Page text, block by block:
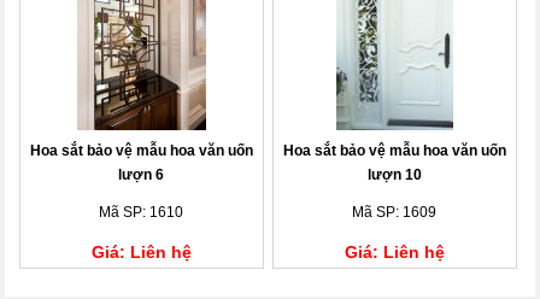
Hoa sắt bảo vệ mẫu hoa văn uốn
lượn 6
Mã SP: 1610
Giá: Liên hệ
Hoa sắt bảo vệ mẫu hoa văn uốn
lượn 10
Mã SP: 1609
Giá: Liên hệ